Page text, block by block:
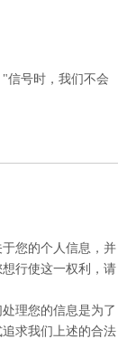
信号时，我们不会
您的个人信息，并
行使这一权利，请
理您的信息是为了
求我们上述的合法